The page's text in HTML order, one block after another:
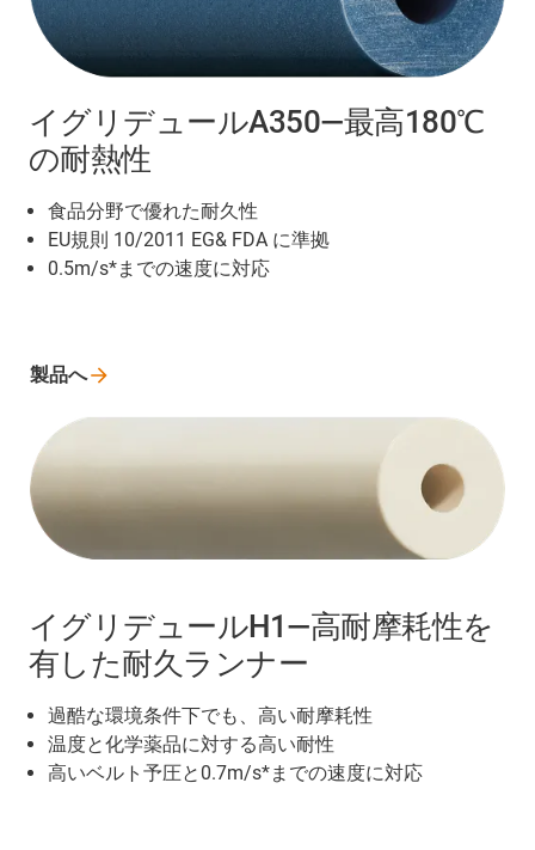
イグリデュールA350―最高180℃
の耐熱性
食品分野で優れた耐久性
EU規則 10/2011 EG& FDA に準拠
0.5m/s*までの速度に対応
イグリデュールH1―高耐摩耗性を
有した耐久ランナー
過酷な環境条件下でも、高い耐摩耗性
温度と化学薬品に対する高い耐性
高いベルト予圧と0.7m/s*までの速度に対応
製品へ